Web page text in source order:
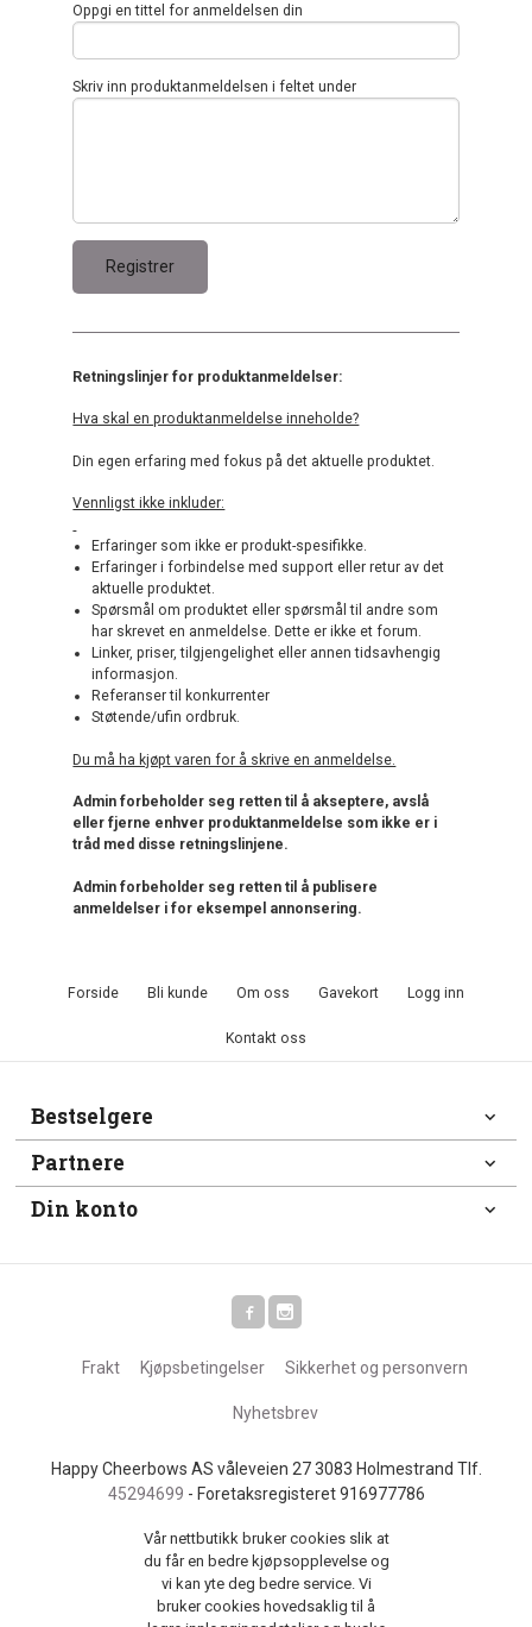
Oppgi en tittel for anmeldelsen din
Skriv inn produktanmeldelsen i feltet under
Retningslinjer for produktanmeldelser:
Hva skal en produktanmeldelse inneholde?
Din egen erfaring med fokus på det aktuelle produktet.
Vennligst ikke inkluder:
Erfaringer som ikke er produkt-spesifikke.
Erfaringer i forbindelse med support eller retur av det
aktuelle produktet.
Spørsmål om produktet eller spørsmål til andre som
har skrevet en anmeldelse. Dette er ikke et forum.
Linker, priser, tilgjengelighet eller annen tidsavhengig
informasjon.
Referanser til konkurrenter
Støtende/ufin ordbruk.
Du må ha kjøpt varen for å skrive en anmeldelse.
Admin forbeholder seg retten til å akseptere, avslå
eller fjerne enhver produktanmeldelse som ikke er i
tråd med disse retningslinjene.
Admin forbeholder seg retten til å publisere
anmeldelser i for eksempel annonsering.
Forside Bli kunde Om oss Gavekort Logg inn
Kontakt oss
Bestselgere
Partnere
Din konto
Frakt Kjøpsbetingelser Sikkerhet og personvern
Nyhetsbrev
Happy Cheerbows AS våleveien 27 3083 Holmestrand Tlf.
45294699 - Foretaksregisteret 916977786
Vår nettbutikk bruker cookies slik at
du får en bedre kjøpsopplevelse og
vi kan yte deg bedre service. Vi
bruker cookies hovedsaklig til å